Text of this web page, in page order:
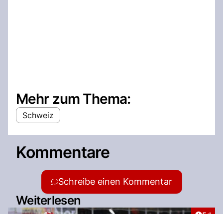
Mehr zum Thema:
Schweiz
Kommentare
Schreibe einen Kommentar
Weiterlesen